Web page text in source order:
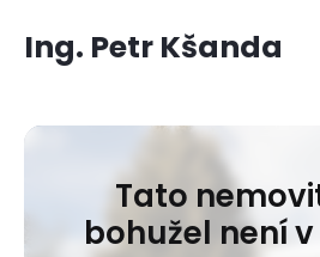
Ing. Petr Kšanda
Tato
bohužel není